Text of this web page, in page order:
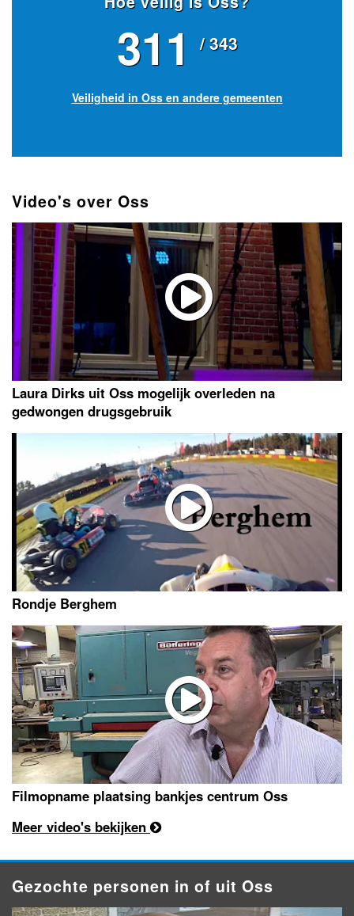
311 / 343
Veiligheid in Oss en andere gemeenten
Video's over Oss
Laura Dirks uit Oss mogelijk overleden na
gedwongen drugsgebruik
Rondje Berghem
Filmopname plaatsing bankjes centrum Oss
Meer video's bekijken
Gezochte personen in of uit Oss